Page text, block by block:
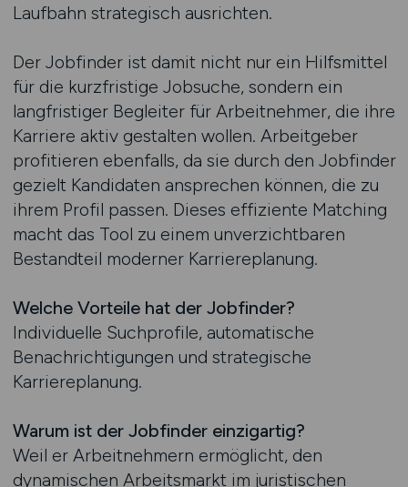
Laufbahn strategisch ausrichten.
Der Jobfinder ist damit nicht nur ein Hilfsmittel
für die kurzfristige Jobsuche, sondern ein
langfristiger Begleiter für Arbeitnehmer, die ihre
Karriere aktiv gestalten wollen. Arbeitgeber
profitieren ebenfalls, da sie durch den Jobfinder
gezielt Kandidaten ansprechen können, die zu
ihrem Profil passen. Dieses effiziente Matching
macht das Tool zu einem unverzichtbaren
Bestandteil moderner Karriereplanung.
Welche Vorteile hat der Jobfinder?
Individuelle Suchprofile, automatische
Benachrichtigungen und strategische
Karriereplanung.
Warum ist der Jobfinder einzigartig?
Weil er Arbeitnehmern ermöglicht, den
dynamischen Arbeitsmarkt im juristischen